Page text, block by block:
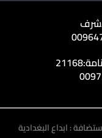
التصميم والاستضافة : ابداع البغدادية